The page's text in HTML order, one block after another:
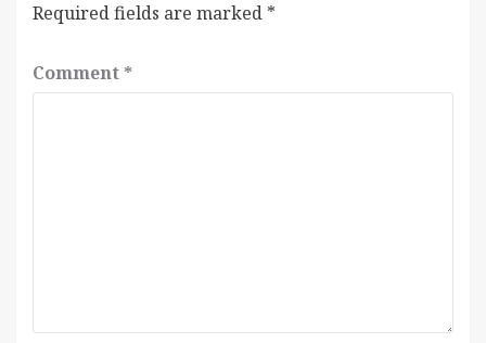
Required fields are marked *
Comment *